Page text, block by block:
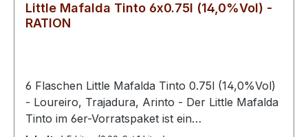
Little Mafalda Tinto 6x0.75l (14,0%Vol) -
RATION
6 Flaschen Little Mafalda Tinto 0.75l (14,0%Vol)
- Loureiro, Trajadura, Arinto - Der Little Mafalda
Tinto im 6er-Vorratspaket ist ein